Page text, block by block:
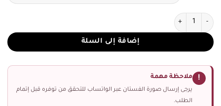
كمية فستان سهرة بلون بني
إضافة إلى السلة
! ملاحظة مهمة
يرجى إرسال صورة الفستان عبر الواتساب للتحقق من توفره قبل إتمام
الطلب.